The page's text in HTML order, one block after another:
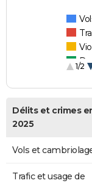
1/2
Délits et crimes
2025
Vols et
Trafic et usage de